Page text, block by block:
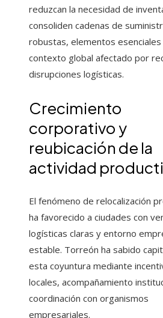
reduzcan la necesidad de
consoliden cadenas de
robustas, elementos esenciales
contexto global afectado por
disrupciones logísticas.
Crecimiento
corporativo y
reubicación de la
actividad
El fenómeno de relocalización
ha favorecido a ciudades con
logísticas claras y entorno
estable. Torreón ha sabido
esta coyuntura mediante
locales, acompañamiento
coordinación con organismos
empresariales.